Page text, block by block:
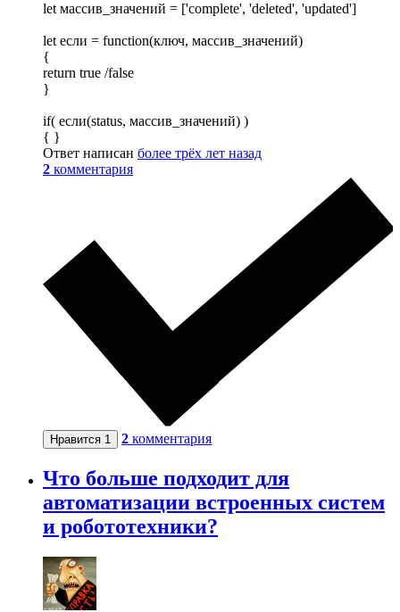
let массив_значений = ['complete', 'deleted', 'updated']
let если = function(ключ, массив_значений)
{
return true /false
}
if( если(status, массив_значений) )
{ }
Ответ написан более трёх лет назад
2 комментария
Нравится 1 2 комментария
Что больше подходит для
автоматизации встроенных систем
и робототехники?